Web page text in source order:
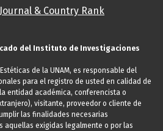
del Instituto de Investigaciones
de la UNAM, es responsable del
para el registro de usted en calidad de
entidad académica, conferencista o
visitante, proveedor o cliente de
las finalidades necesarias
aquellas exigidas legalmente o por las